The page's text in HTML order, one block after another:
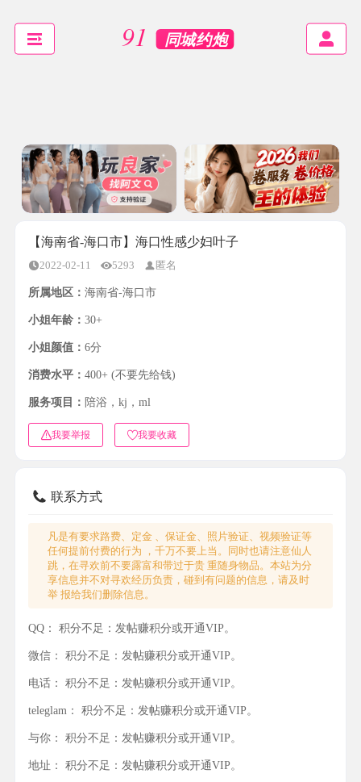
【海南省-海口市】海口性感少妇叶子
2022-02-11 5293 匿名
所属地区： 海南省-海口市
小姐年龄： 30+
小姐颜值： 6分
消费水平： 400+ (不要先给钱)
服务项目： 陪浴，kj，ml
我要举报 我要收藏
联系方式
凡是有要求路费、定金 、保证金、照片验证、视频验证等
任何提前付费的行为 ，千万不要上当。同时也请注意仙人
跳，在寻欢前不要露富和带过于贵 重随身物品。本站为分
享信息并不对寻欢经历负责，碰到有问题的信息，请及时
举 报给我们删除信息。
QQ： 积分不足：发帖赚积分或开通VIP。
微信： 积分不足：发帖赚积分或开通VIP。
电话： 积分不足：发帖赚积分或开通VIP。
teleglam： 积分不足：发帖赚积分或开通VIP。
与你： 积分不足：发帖赚积分或开通VIP。
地址： 积分不足：发帖赚积分或开通VIP。